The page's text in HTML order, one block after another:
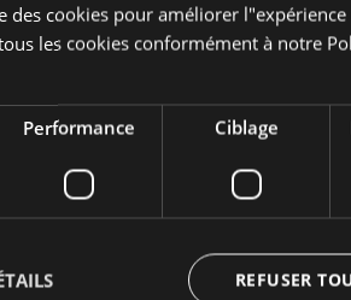
ricotta, raisins
au thym
Entrée Toast
Temps de
des cookies pour améliorer
les cookies conformément à notre
Performance Ciblage
REFUSER